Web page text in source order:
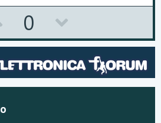
p
v
o
0
o
w
n